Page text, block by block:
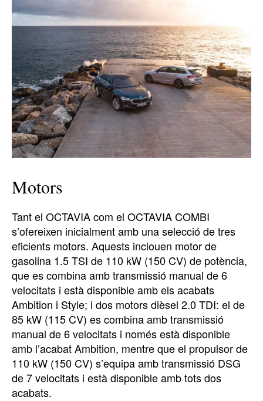
Motors
Tant el OCTAVIA com el OCTAVIA COMBI
s’ofereixen inicialment amb una selecció de tres
eficients motors. Aquests inclouen motor de
gasolina 1.5 TSI de 110 kW (150 CV) de potència,
que es combina amb transmissió manual de 6
velocitats i està disponible amb els acabats
Ambition i Style; i dos motors dièsel 2.0 TDI: el de
85 kW (115 CV) es combina amb transmissió
manual de 6 velocitats i només està disponible
amb l’acabat Ambition, mentre que el propulsor de
110 kW (150 CV) s’equipa amb transmissió DSG
de 7 velocitats i està disponible amb tots dos
acabats.